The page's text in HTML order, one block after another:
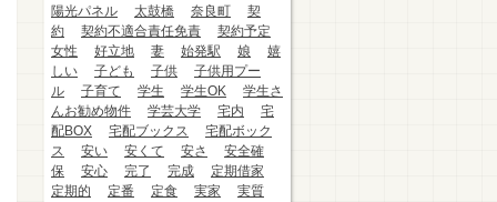
陽光パネル
太鼓橋 奈良町
契
約
契約不適合責任免責
契約予定
女性
好立地 妻 始発駅 娘
嬉
しい
子ども 子供
子供用プー
ル
子育て 学生 学生OK
学生さ
んお勧め物件
学芸大学 宅内
宅
配BOX
宅配ブックス
宅配ボック
ス
安い 安くて 安さ
安全確
保
安心 完了 完成
定期借家
定期的
定番 定食 実家
実質